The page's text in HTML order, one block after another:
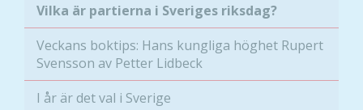
Vilka är partierna i Sveriges riksdag?
Veckans boktips: Hans kungliga höghet Rupert
Svensson av Petter Lidbeck
I år är det val i Sverige